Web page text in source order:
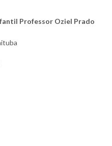
Professor Oziel Prado